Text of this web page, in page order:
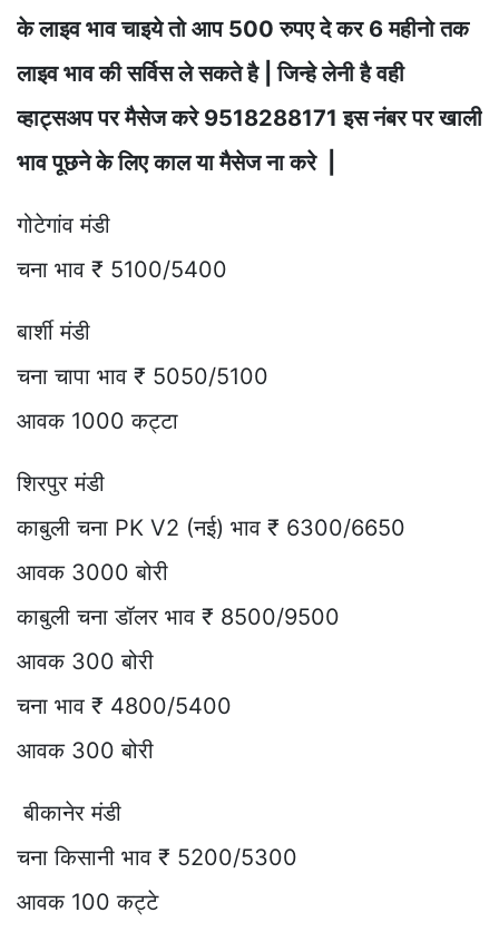
के लाइव भाव चाइये तो आप 500 रुपए दे कर 6 महीनो तक
लाइव भाव की सर्विस ले सकते है | जिन्हे लेनी है वही
व्हाट्सअप पर मैसेज करे 9518288171 इस नंबर पर खाली
भाव पूछने के लिए काल या मैसेज ना करे |
गोटेगांव मंडी
चना भाव ₹ 5100/5400
बार्शी मंडी
चना चापा भाव ₹ 5050/5100
आवक 1000 कट्टा
शिरपुर मंडी
काबुली चना PK V2 (नई) भाव ₹ 6300/6650
आवक 3000 बोरी
काबुली चना डॉलर भाव ₹ 8500/9500
आवक 300 बोरी
चना भाव ₹ 4800/5400
आवक 300 बोरी
बीकानेर मंडी
चना किसानी भाव ₹ 5200/5300
आवक 100 कट्टे